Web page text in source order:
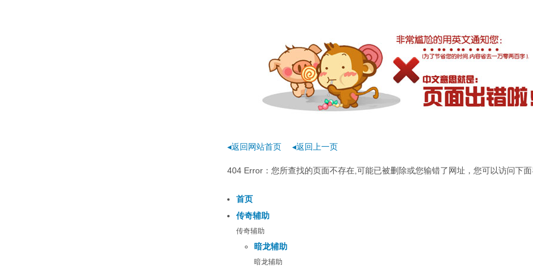
◂返回网站首页 ◂返回上一页
404 Error：您所查找的页面不存在,可能已被删除或您输错了网址，您可以访问下面
首页
传奇辅助
传奇辅助
暗龙辅助
暗龙辅助